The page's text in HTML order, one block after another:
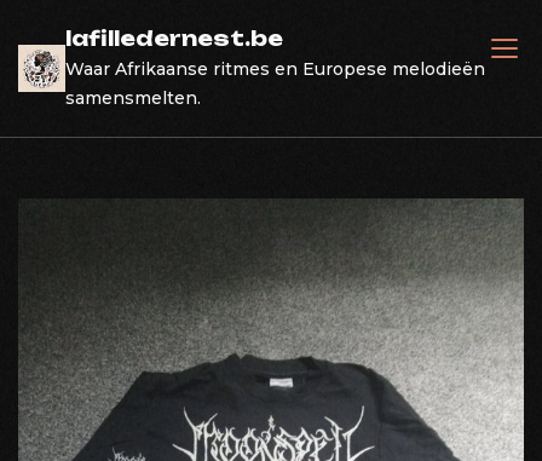
content
lafilledernest.be
Waar Afrikaanse ritmes en Europese melodieën
samensmelten.